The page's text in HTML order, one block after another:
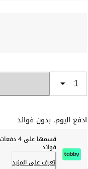
ادفع اليوم. بدون فوائد
قسمها على 4 دفعات شهرية بقيمة
فوائد
تعرف على المزيد